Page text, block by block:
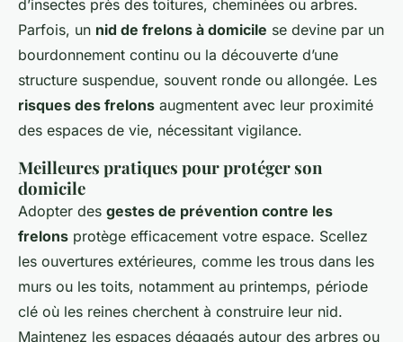
d’insectes près des toitures, cheminées ou arbres.
Parfois, un nid de frelons à domicile se devine par un
bourdonnement continu ou la découverte d’une
structure suspendue, souvent ronde ou allongée. Les
risques des frelons augmentent avec leur proximité
des espaces de vie, nécessitant vigilance.
Meilleures pratiques pour protéger son
domicile
Adopter des gestes de prévention contre les
frelons protège efficacement votre espace. Scellez
les ouvertures extérieures, comme les trous dans les
murs ou les toits, notamment au printemps, période
clé où les reines cherchent à construire leur nid.
Maintenez les espaces dégagés autour des arbres ou